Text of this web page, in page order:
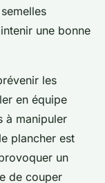
une bonne
les
en équipe
à manipuler
plancher est
un
de couper